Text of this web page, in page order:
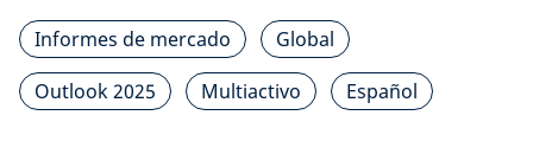
Informes de mercado
Global
Outlook 2025
Multiactivo Español